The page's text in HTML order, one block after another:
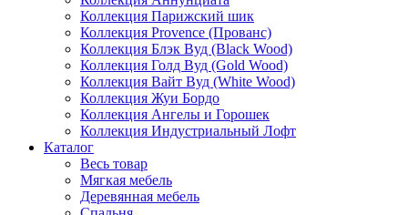
Коллекция Парижский шик
Коллекция Provence (Прованс)
Коллекция Блэк Вуд (Black Wood)
Коллекция Голд Вуд (Gold Wood)
Коллекция Вайт Вуд (White Wood)
Коллекция Жуи Бордо
Коллекция Ангелы и Горошек
Коллекция Индустриальный Лофт
Каталог
Весь товар
Мягкая мебель
Деревянная мебель